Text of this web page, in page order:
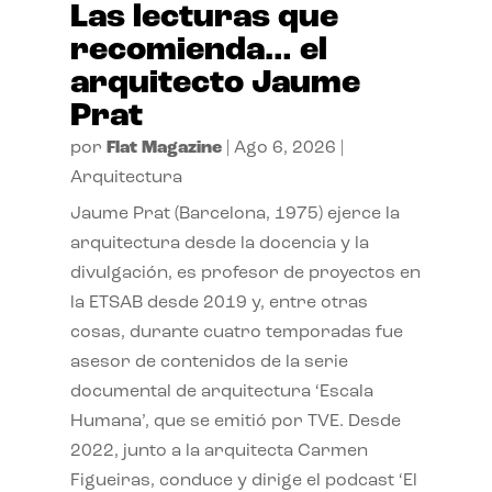
Las lecturas que
recomienda… el
arquitecto Jaume
Prat
por Flat Magazine| Ago 6, 2026
Arquitectura
Jaume Prat (Barcelona, 1975) ejerce la
arquitectura desde la docencia y la
divulgación, es profesor de proyectos en
la ETSAB desde 2019 y, entre otras
cosas, durante cuatro temporadas fue
asesor de contenidos de la serie
documental de arquitectura ‘Escala
Humana’, que se emitió por TVE. Desde
2022, junto a la arquitecta Carmen
Figueiras, conduce y dirige el podcast ‘El